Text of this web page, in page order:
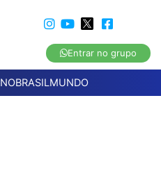
Entrar no grupo
BRASILMUNDO